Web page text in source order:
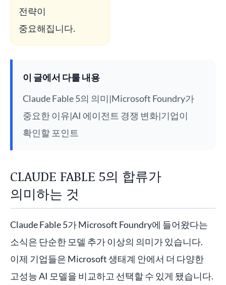
전략이
중요해집니다.
이 글에서 다룰 내용
Claude Fable 5의 의미|Microsoft Foundry가
중요한 이유|AI 에이전트 경쟁 변화|기업이
확인할 포인트
CLAUDE FABLE 5의 합류가
의미하는 것
Claude Fable 5가 Microsoft Foundry에 들어왔다는
소식은 단순한 모델 추가 이상의 의미가 있습니다.
이제 기업들은 Microsoft 생태계 안에서 더 다양한
고성능 AI 모델을 비교하고 선택할 수 있게 됐습니다.